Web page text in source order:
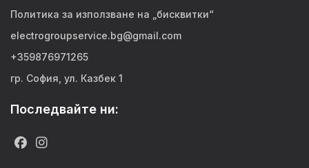
Политика за използване на „бисквитки“
electrogroupservice.bg@gmail.com
+359876971265
гр. София, ул. Казбек 1
Последвайте ни: